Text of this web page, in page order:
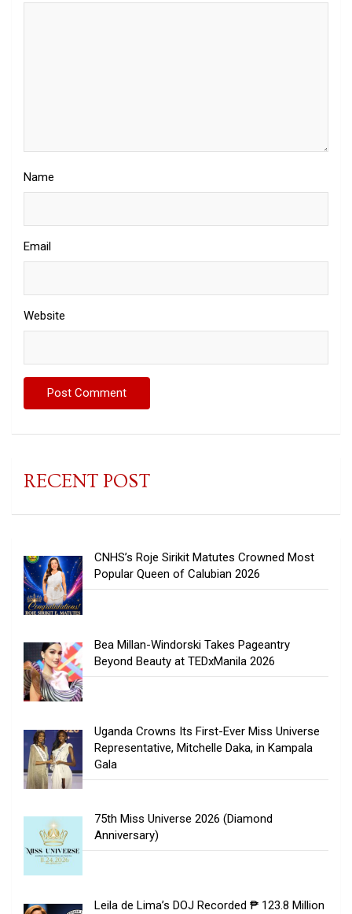
Name
Email
Website
RECENT POST
CNHS’s Roje Sirikit Matutes Crowned Most
Popular Queen of Calubian 2026
Bea Millan-Windorski Takes Pageantry
Beyond Beauty at TEDxManila 2026
Uganda Crowns Its First-Ever Miss Universe
Representative, Mitchelle Daka, in Kampala
Gala
75th Miss Universe 2026 (Diamond
Anniversary)
Leila de Lima’s DOJ Recorded ₱ 123.8 Million